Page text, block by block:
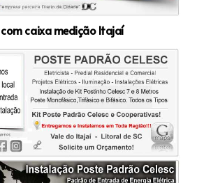
caixa medição Itajaí